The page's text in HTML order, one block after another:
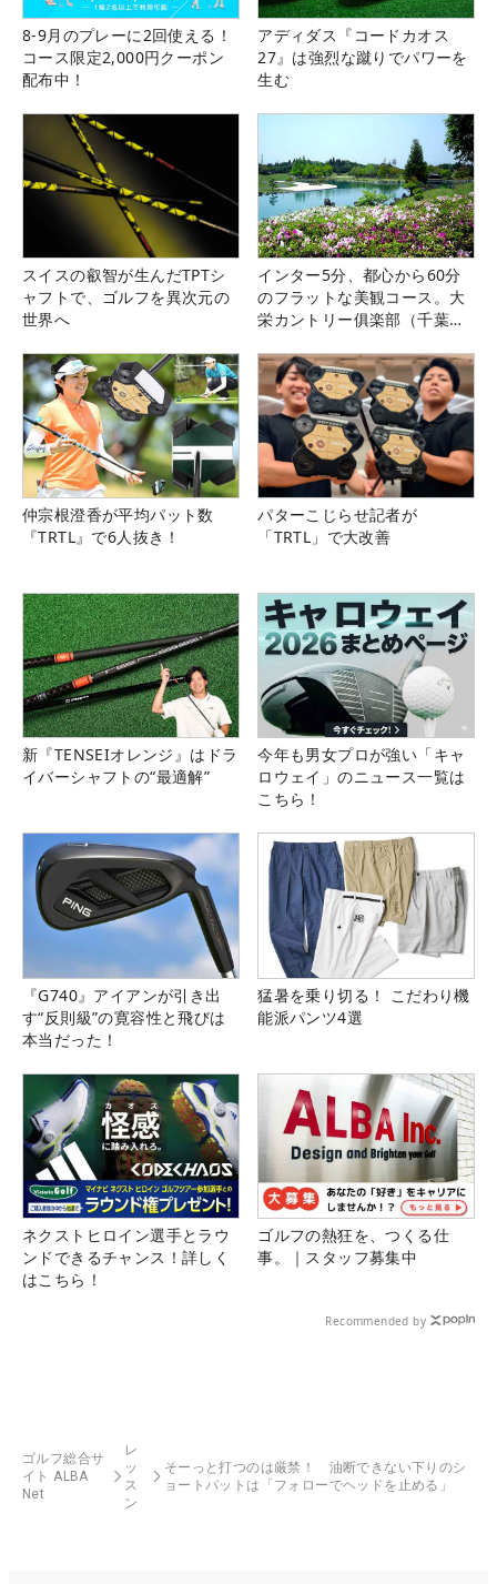
8-9月のプレーに2回使える！
コース限定2,000円クーポン
配布中！
アディダス『コードカオス
27』は強烈な蹴りでパワーを
生む
スイスの叡智が生んだTPTシ
ャフトで、ゴルフを異次元の
世界へ
インター5分、都心から60分
のフラットな美観コース。大
栄カントリー俱楽部（千葉
仲宗根澄香が平均パット数
『TRTL』で6人抜き！
パターこじらせ記者が
「TRTL」で大改善
新『TENSEIオレンジ』はドラ
イバーシャフトの“最適解”
今年も男女プロが強い「キャ
ロウェイ」のニュース一覧は
こちら！
『G740』アイアンが引き出
す“反則級”の寛容性と飛びは
本当だった！
猛暑を乗り切る！ こだわり機
能派パンツ4選
ネクストヒロイン選手とラウ
ンドできるチャンス！詳しく
はこちら！
ゴルフの熱狂を、つくる仕
事。｜スタッフ募集中
Recommended by
ゴルフ総合サ
イト ALBA
Net
レ
ッ
ス
ン
そーっと打つのは厳禁！ 油断できない下りのシ
ョートパットは「フォローでヘッドを止める」